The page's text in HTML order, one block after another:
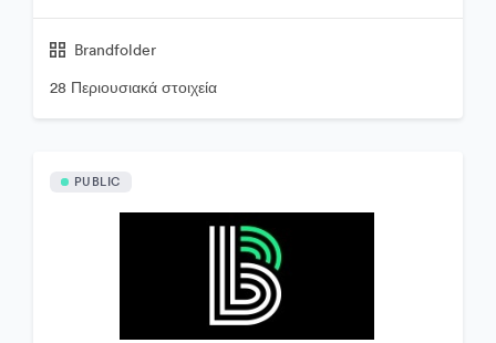
Brandfolder
28 Περιουσιακά στοιχεία
PUBLIC